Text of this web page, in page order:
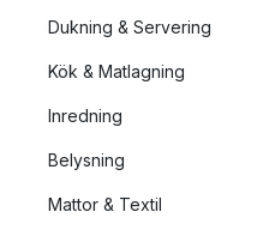
Dukning & Servering
Kök & Matlagning
Inredning
Belysning
Mattor & Textil